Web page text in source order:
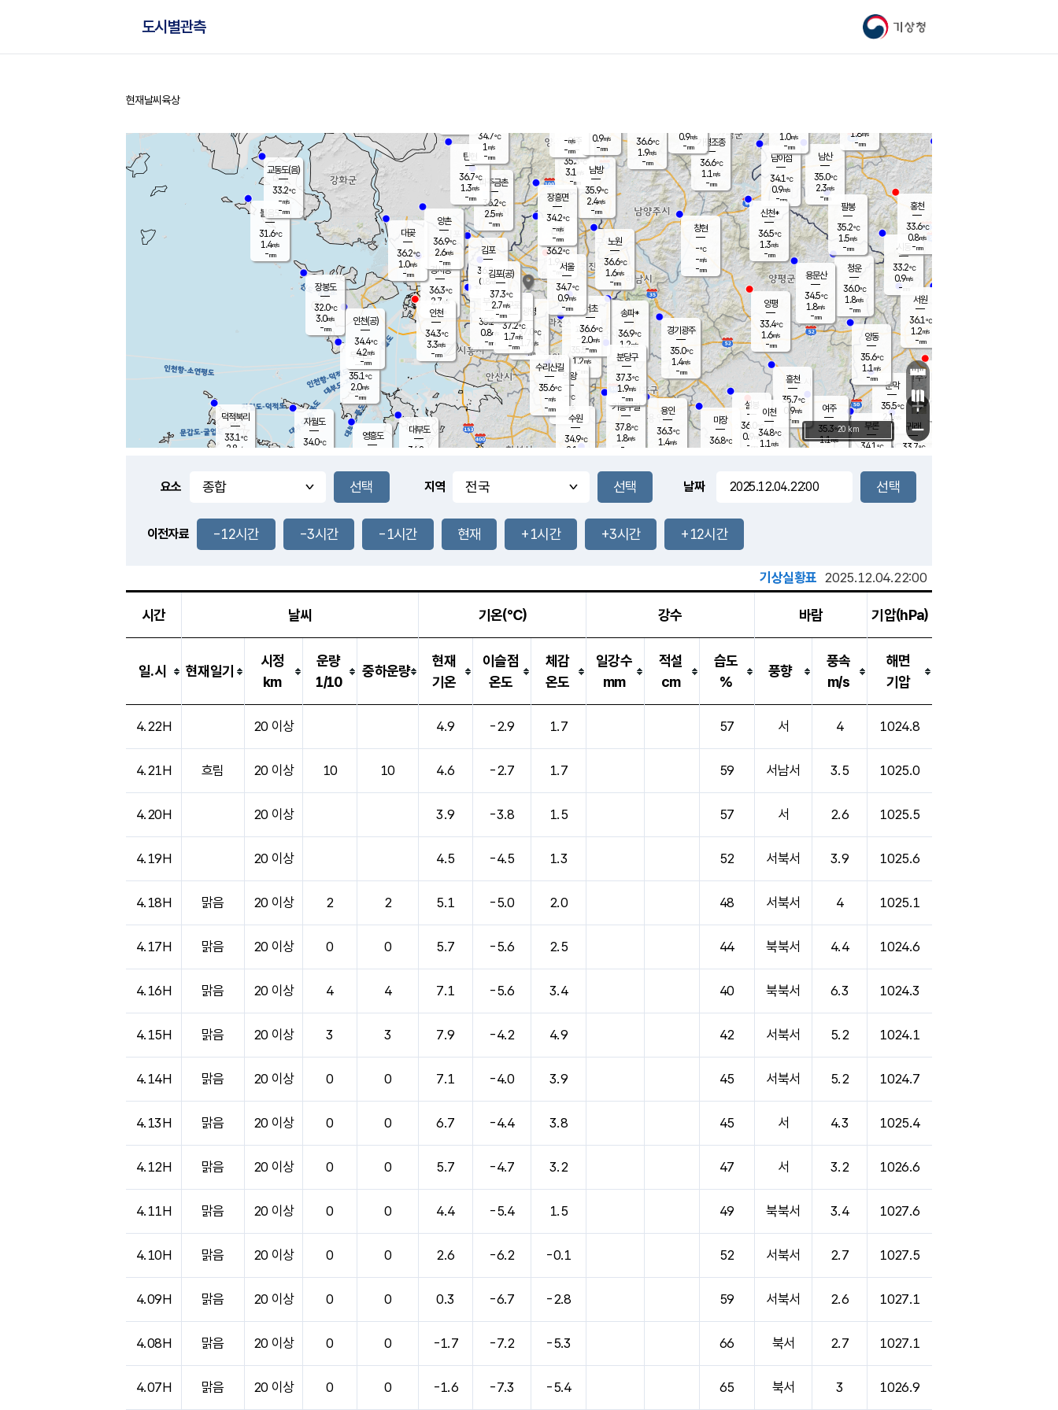
기상청
도시별관측
홈
현재날씨 육상
풍도
1.4m/s
문막
35.5℃
2.1m/s
mm
남이섬
34.1℃
0.9m/s
-mm
무의도
35.1℃
2.0m/s
-mm
영흥도
볼음도
31.6℃
1.4m/s
-mm
자월도
34.0℃
양주
35.3℃
3.1
-mm
부론
34.1 ℃
과천
35.5℃
1.2m/s
- mm
남산
35.0℃
2.3m/s
-mm
장봉도
32.0℃
3.0m/s
-mm
-mm
청운
36.0℃
1.8m/s
-mm
팔봉
35.2℃
1.5m/s
-mm
-mm
용인
36.3℃
1.4m/s
여주
35.3℃
1.1m/s
양동
35.6℃
1.1m/s
-mm
경기광주
35.0℃
1.4m/s
-mm
장호원
1.0m/s
-mm
34.7
℃
대부도
34.8
-
경서동
36.3℃
2.7 m/s
-mm
파주금촌
36.2℃
2.5m/s
-mm
가평조종
36.6℃
1.1 m/s
-mm
36.6℃
1.9m/s
-mm
대곶
36.2℃
1.0m/s
-mm
신천*
36.5℃
1.3m/s
-mm
창현
-℃
-m/s
-mm
탄현
36.7℃
1.3m/s
-mm
0.9m/s
-mm
36.5℃
1.4m/s
-mm
흥천
35.7℃
0.9m/s
-mm
마장
36.8℃
의왕
- ℃
m/s
mm
김포
36.2℃
0.8 m/s
mm
설봉
36.0
0.9 m/s
- mm
광명
37.0
℃
1.7 m/s
-mm
부천
35.2℃
0.8m/s
-mm
-mm
양촌
36.9℃
2.6m/s
-mm
구로
37.2℃
1.7m/s
-mm
은평
36.2℃
1.9 m/s
- mm
노원
36.6℃
1.6m/s
-mm
송파*
36.9℃
1.2m/s
-mm
서초
36.6℃
2.0m/s
-mm
남방
35.9℃
2.4m/s
-mm
기흥구갈
37.8℃
1.8m/s
-
수리산길
35.6℃
-m/s
-mm
분당구
37.3℃
1.9m/s
-mm
장흥면
34.2℃
-m/s
-mm
-m/s
-mm
시동
33.2℃
0.9m/s
- mm
귀래
33.7℃
서원
36.1℃
1.2m/s
-mm
용문산
34.5℃
1.8m/s
-mm
덕적북리
33.1℃
2.8 m/s
인천(공)
34.4℃
4.2m/s
-mm
김포(공)
37.3℃
2.7m/s
-mm
교동도(음)
33.2℃
-m/s
-mm
홍천
33.6℃
0.8m/s
-mm
이천
34.8℃
1.1 m/s
양평
33.4℃
1.6m/s
-mm
수원
34.9℃
2.1 m/s
인천
34.3℃
3.3m/s
-mm
서울
34.7℃
0.9m/s
-mm
1.8m/s
-mm
34.7℃
1 m/s
-mm
0.9m/s
-mm
+
−
20 km
요소 지역 날짜
이전자료 -12시간 -3시간 -1시간 현재 +1시간 +3시간 +12시간
기상실황표 2025.12.04.22:00
시간 날씨 기온(℃) 강수 바람 기압(hPa)
일.시 현재일기
시정
km
운량
1/10
중하운량
현재
기온
이슬점
온도
체감
온도
일강수
mm
적설
cm
습도
%
풍향
풍속
m/s
해면
기압
4.22H 20 이상 4.9 -2.9 1.7 57 서 4 1024.8
4.21H 흐림 20 이상 10 10 4.6 -2.7 1.7 59 서남서 3.5 1025.0
4.20H 20 이상 3.9 -3.8 1.5 57 서 2.6 1025.5
4.19H 20 이상 4.5 -4.5 1.3 52 서북서 3.9 1025.6
4.18H 맑음 20 이상 2 2 5.1 -5.0 2.0 48 서북서 4 1025.1
4.17H 맑음 20 이상 0 0 5.7 -5.6 2.5 44 북북서 4.4 1024.6
4.16H 맑음 20 이상 4 4 7.1 -5.6 3.4 40 북북서 6.3 1024.3
4.15H 맑음 20 이상 3 3 7.9 -4.2 4.9 42 서북서 5.2 1024.1
4.14H 맑음 20 이상 0 0 7.1 -4.0 3.9 45 서북서 5.2 1024.7
4.13H 맑음 20 이상 0 0 6.7 -4.4 3.8 45 서 4.3 1025.4
4.12H 맑음 20 이상 0 0 5.7 -4.7 3.2 47 서 3.2 1026.6
4.11H 맑음 20 이상 0 0 4.4 -5.4 1.5 49 북북서 3.4 1027.6
4.10H 맑음 20 이상 0 0 2.6 -6.2 -0.1 52 서북서 2.7 1027.5
4.09H 맑음 20 이상 0 0 0.3 -6.7 -2.8 59 서북서 2.6 1027.1
4.08H 맑음 20 이상 0 0 -1.7 -7.2 -5.3 66 북서 2.7 1027.1
4.07H 맑음 20 이상 0 0 -1.6 -7.3 -5.4 65 북서 3 1026.9